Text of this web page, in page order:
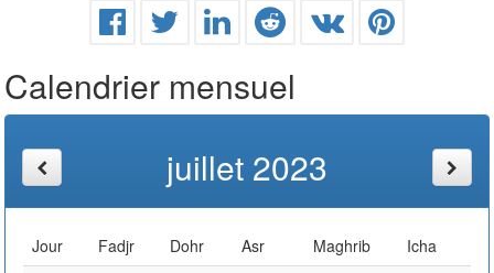
Calendrier mensuel
juillet 2023
Jour Fadjr Dohr Asr Maghrib
Icha